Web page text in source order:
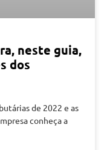
neste guia,
dos
de 2022 e as
conheça a